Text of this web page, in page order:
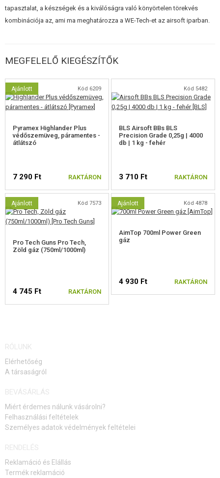
Jellemzők pontokban :
Taktikai tartozékok rögzítése
24 töltényt tartalmazó tár
Állítható HopUp
Blowback
tapasztalat, a készségek és a kiválóságra való könyörtelen törekvés
kombinációja az, ami ma meghatározza a WE-Tech-et az airsoft iparban.
MEGFELELŐ KIEGÉSZÍTŐK
Ajánlott Kód 6209
Pyramex Highlander Plus
védőszemüveg, páramentes -
átlátszó
7 290 Ft RAKTÁRON
Kód 5482
BLS Airsoft BBs BLS
Precision Grade 0,25g | 4000
db | 1 kg - fehér
3 710 Ft RAKTÁRON
Ajánlott Kód 7573
Pro Tech Guns Pro Tech,
Zöld gáz (750ml/1000ml)
4 745 Ft RAKTÁRON
Ajánlott Kód 4878
AimTop 700ml Power Green
gáz
4 930 Ft RAKTÁRON
RÓLUNK
Elérhetőség
A társaságról
BEVÁSÁRLÁS
Miért érdemes nálunk vásárolni?
Felhasználási feltételek
Személyes adatok védelmények feltételei
RENDELÉS
Reklamáció és Elállás
Termék reklamáció